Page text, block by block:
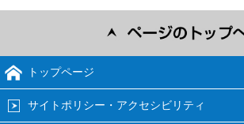
トップページ
サイトポリシー・アクセシビリティ